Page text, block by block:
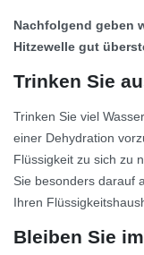
Nachfolgend geben
Hitzewelle gut
Trinken Sie
Trinken Sie viel
einer Dehydration
Flüssigkeit zu sich zu
Sie besonders darauf
Ihren
Bleiben Sie